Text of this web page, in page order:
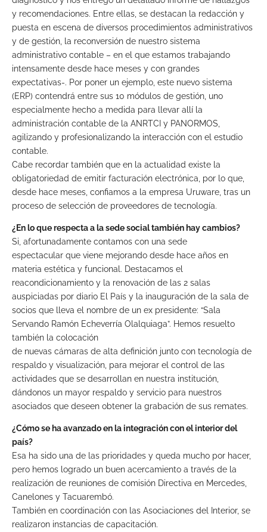
y recomendaciones. Entre ellas, se destacan la redacción y
puesta en escena de diversos procedimientos administrativos
y de gestión, la reconversión de nuestro sistema
administrativo contable – en el que estamos trabajando
intensamente desde hace meses y con grandes
expectativas-. Por poner un ejemplo, este nuevo sistema
(ERP) contendrá entre sus 10 módulos de gestión, uno
especialmente hecho a medida para llevar allí la
administración contable de la ANRTCI y PANORMOS,
agilizando y profesionalizando la interacción con el estudio
contable.
Cabe recordar también que en la actualidad existe la
obligatoriedad de emitir facturación electrónica, por lo que,
desde hace meses, confiamos a la empresa Uruware, tras un
proceso de selección de proveedores de tecnología.
¿En lo que respecta a la sede social también hay cambios?
Si, afortunadamente contamos con una sede
espectacular que viene mejorando desde hace años en
materia estética y funcional. Destacamos el
reacondicionamiento y la renovación de las 2 salas
auspiciadas por diario El País y la inauguración de la sala de
socios que lleva el nombre de un ex presidente: “Sala
Servando Ramón Echeverría Olalquiaga”. Hemos resuelto
también la colocación
de nuevas cámaras de alta definición junto con tecnología de
respaldo y visualización, para mejorar el control de las
actividades que se desarrollan en nuestra institución,
dándonos un mayor respaldo y servicio para nuestros
asociados que deseen obtener la grabación de sus remates.
¿Cómo se ha avanzado en la integración con el interior del
país?
Esa ha sido una de las prioridades y queda mucho por hacer,
pero hemos logrado un buen acercamiento a través de la
realización de reuniones de comisión Directiva en Mercedes,
Canelones y Tacuarembó.
También en coordinación con las Asociaciones del Interior, se
realizaron instancias de capacitación.